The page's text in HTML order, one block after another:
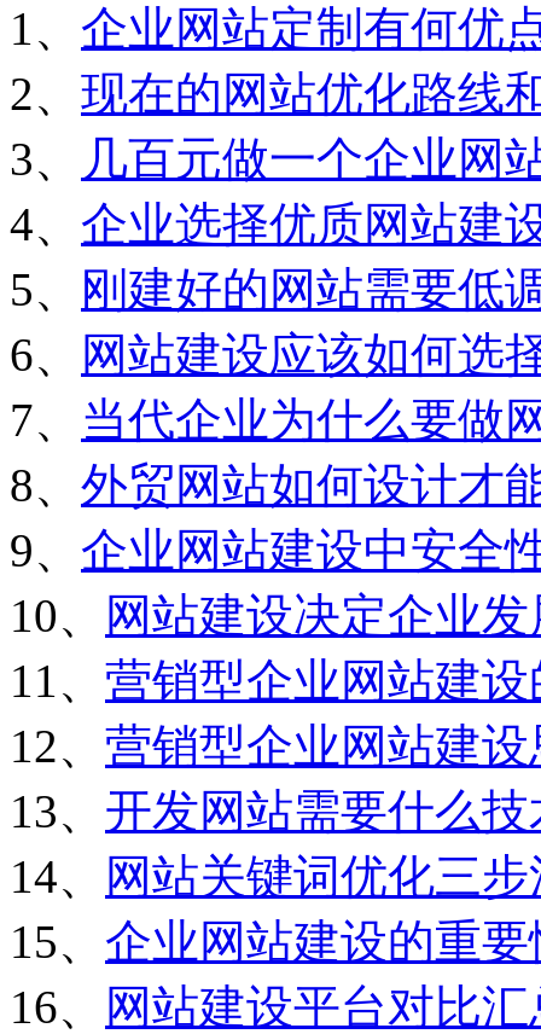
1、 企业网站定制有何优
2、 现在的网站优化路线
3、
几百元做一个企业网
4、 企业选择优质网站建
5、
刚建好的网站需要低
6、
网站建设应该如何选
7、 当代企业为什么要做
8、 外贸网站如何设计才
9、 企业网站建设中安全
10、
网站建设决定企业
11、 营销型企业网站建
12、 营销型企业网站建设
13、 开发网站需要什么技
14、
网站关键词优化三步
15、 企业网站建设的重要
16、
网站建设平台对比汇